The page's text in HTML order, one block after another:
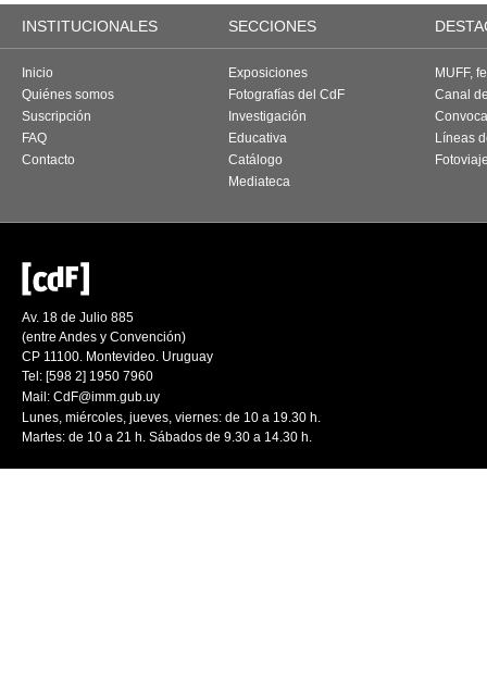
INSTITUCIONALES SECCIONES
Inicio
Quiénes somos
Suscripción
FAQ
Contacto
Exposiciones
Fotografías del CdF
Investigación
Educativa
Catálogo
Mediateca
MUFF,
Canal
Líneas
Av. 18 de Julio 885
(entre Andes y Convención)
CP 11100. Montevideo. Uruguay
Tel: [598 2] 1950 7960
Mail: CdF@imm.gub.uy
Lunes, miércoles, jueves, viernes: de 10 a 19.30 h.
Martes: de 10 a 21 h. Sábados de 9.30 a 14.30 h.